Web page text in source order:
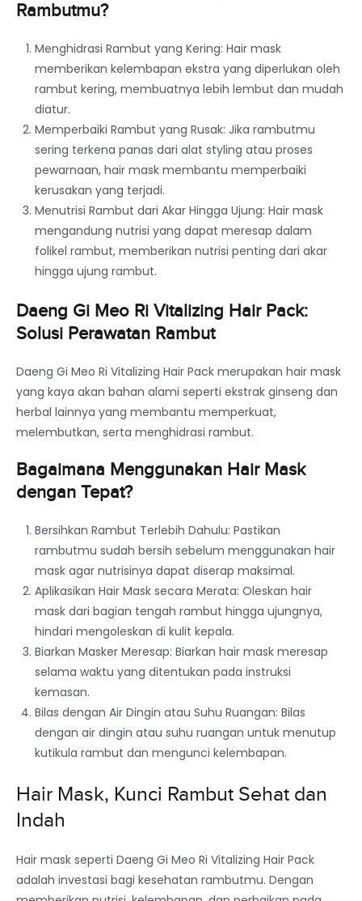
Rambutmu?
Menghidrasi Rambut yang Kering: Hair mask
memberikan kelembapan ekstra yang diperlukan oleh
rambut kering, membuatnya lebih lembut dan mudah
diatur.
Memperbaiki Rambut yang Rusak: Jika rambutmu
sering terkena panas dari alat styling atau proses
pewarnaan, hair mask membantu memperbaiki
kerusakan yang terjadi.
Menutrisi Rambut dari Akar Hingga Ujung: Hair mask
mengandung nutrisi yang dapat meresap dalam
folikel rambut, memberikan nutrisi penting dari akar
hingga ujung rambut.
Daeng Gi Meo Ri Vitalizing Hair Pack:
Solusi Perawatan Rambut
Daeng Gi Meo Ri Vitalizing Hair Pack merupakan hair mask
yang kaya akan bahan alami seperti ekstrak ginseng dan
herbal lainnya yang membantu memperkuat,
melembutkan, serta menghidrasi rambut.
Bagaimana Menggunakan Hair Mask
dengan Tepat?
Bersihkan Rambut Terlebih Dahulu: Pastikan
rambutmu sudah bersih sebelum menggunakan hair
mask agar nutrisinya dapat diserap maksimal.
Aplikasikan Hair Mask secara Merata: Oleskan hair
mask dari bagian tengah rambut hingga ujungnya,
hindari mengoleskan di kulit kepala.
Biarkan Masker Meresap: Biarkan hair mask meresap
selama waktu yang ditentukan pada instruksi
kemasan.
Bilas dengan Air Dingin atau Suhu Ruangan: Bilas
dengan air dingin atau suhu ruangan untuk menutup
kutikula rambut dan mengunci kelembapan.
Hair Mask, Kunci Rambut Sehat dan
Indah
Hair mask seperti Daeng Gi Meo Ri Vitalizing Hair Pack
adalah investasi bagi kesehatan rambutmu. Dengan